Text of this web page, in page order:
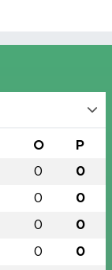
O P
0 0
0 0
0 0
0 0